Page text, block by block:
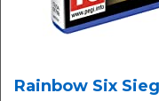
Rainbow Six